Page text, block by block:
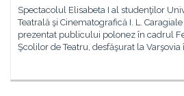
Spectacolul Elisabeta I al studenţilor
Teatrală şi Cinematografică I. L.
prezentat publicului polonez în cadrul
Şcolilor de Teatru, desfăşurat la Varşovia